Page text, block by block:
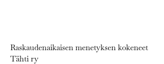
Raskaudenaikaisen menetyksen kokeneet
Tähti ry